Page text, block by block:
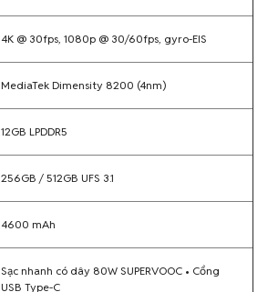
4K @ 30fps, 1080p @ 30/60fps, gyro-EIS
MediaTek Dimensity 8200 (4nm)
12GB LPDDR5
256GB / 512GB UFS 3.1
4600 mAh
Sạc nhanh có dây 80W SUPERVOOC • Cổng
USB Type-C